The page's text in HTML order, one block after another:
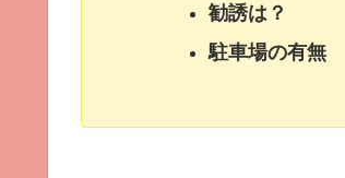
勧誘は？
駐車場の有無